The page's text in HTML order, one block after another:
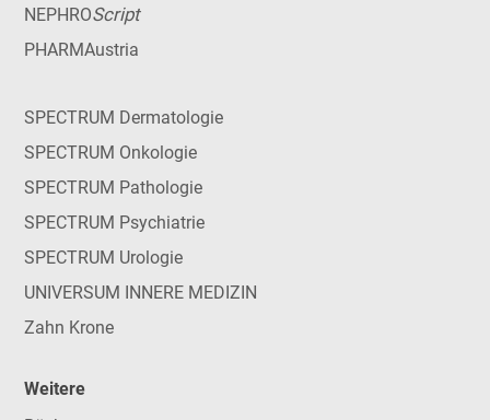
NEPHROScript
PHARMAustria
SPECTRUM Dermatologie
SPECTRUM Onkologie
SPECTRUM Pathologie
SPECTRUM Psychiatrie
SPECTRUM Urologie
UNIVERSUM INNERE MEDIZIN
Zahn Krone
Weitere